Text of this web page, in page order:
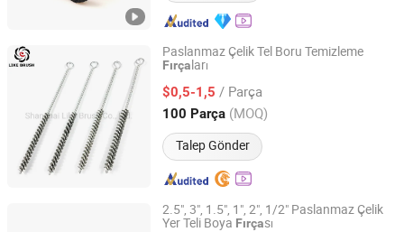
Paslanmaz Çelik Tel Boru Temizleme
Fırçaları
$0,5-1,5 / Parça
100 Parça (MOQ)
Talep Gönder
Shanghai Like Brush Co., Ltd.
Shanghai, China Fiyat 2019
2.5", 3", 1.5", 1", 2", 1/2" Paslanmaz Çelik
Yer Teli Boya Fırçası